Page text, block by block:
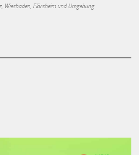
Wiesbaden, Flörsheim und Umgebung